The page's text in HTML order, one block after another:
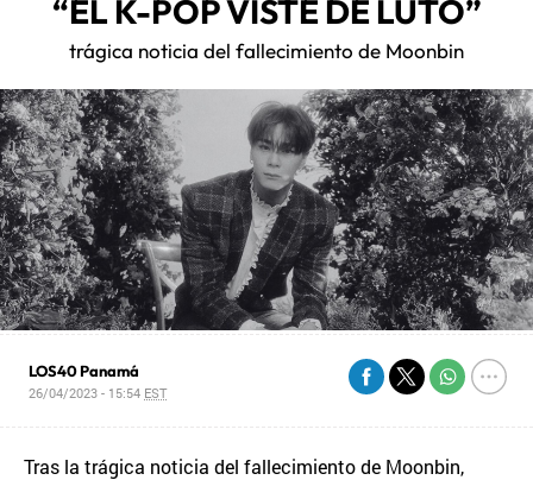
“EL K-POP VISTE DE LUTO”
trágica noticia del fallecimiento de Moonbin
LOS40 Panamá
26/04/2023 - 15:54 EST
Tras la trágica noticia del fallecimiento de Moonbin,